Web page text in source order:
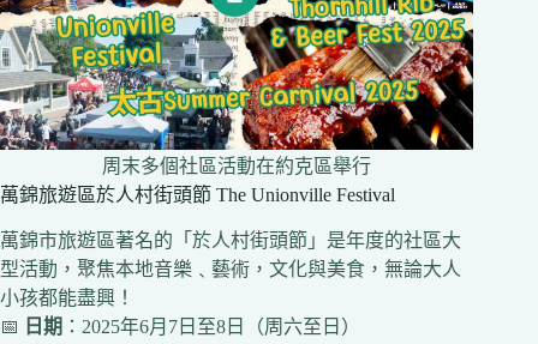
周末多個社區活動在約克區舉行
萬錦旅遊區於人村街頭節 The Unionville Festival
萬錦市旅遊區著名的「於人村街頭節」是年度的社區大
型活動，聚焦本地音樂﹑藝術，文化與美食，無論大人
小孩都能盡興！
📅 日期 ：2025年6月7日至8日（周六至日）